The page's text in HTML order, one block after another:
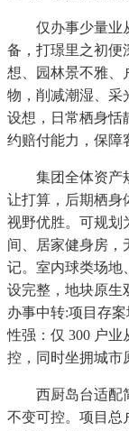
仅办事少量业从
备，打璟里之初便
想、园林景不雅、
物，削减潮湿、采
设想，日常栖身恬
约赔付能力，保障
集团全体资产规
让打算，后期栖身
视野优胜。可规划
间、居家健身房，
记。室内球类场地
设完整，地块原生
办事中转:项目存
性强：仅 300 户
控，同时坐拥城市
西厨岛台适配简
不变可控。项目总